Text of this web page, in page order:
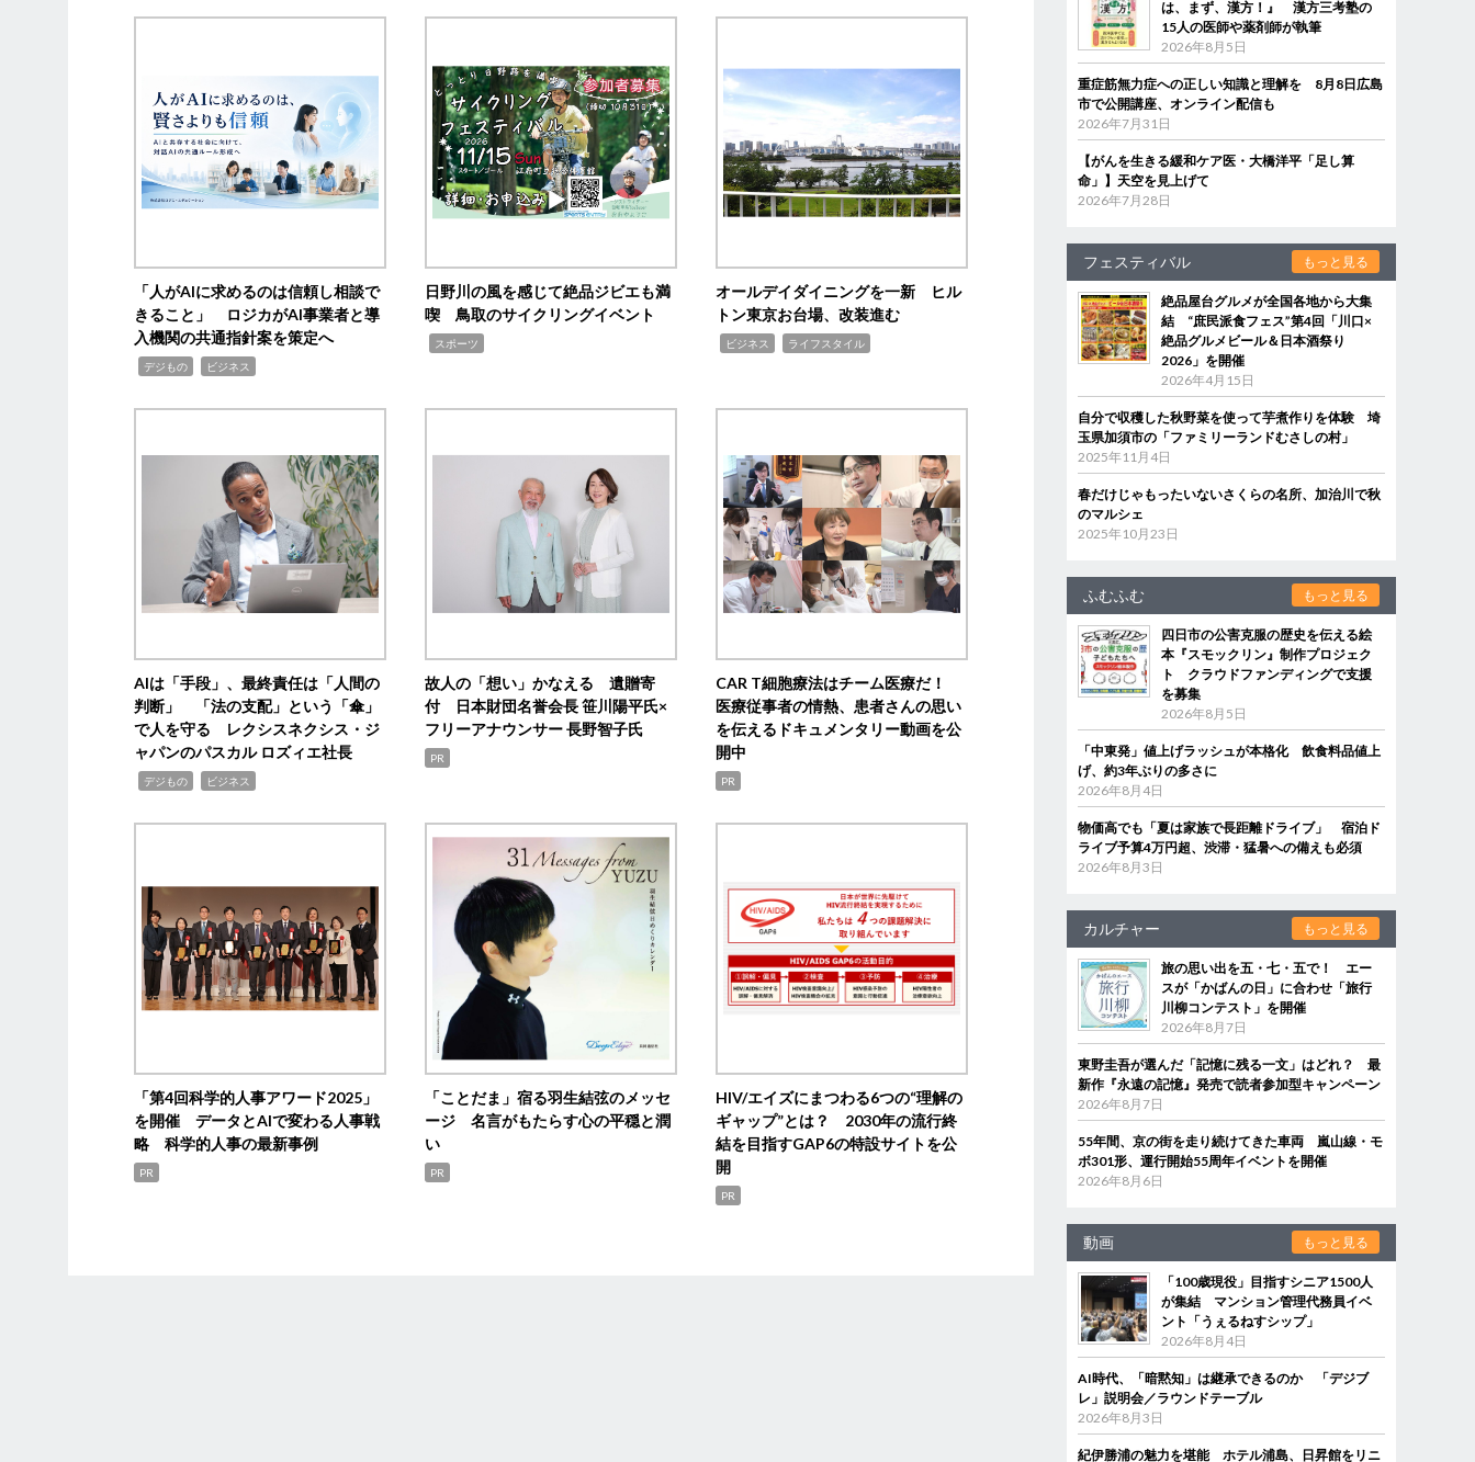
「人がAIに求めるのは信頼し相談で
きること」 ロジカがAI事業者と導
入機関の共通指針案を策定へ
デジもの ビジネス
日野川の風を感じて絶品ジビエも満
喫 鳥取のサイクリングイベント
スポーツ
オールデイダイニングを一新 ヒル
トン東京お台場、改装進む
ビジネス ライフスタイル
AIは「手段」、最終責任は「人間の
判断」 「法の支配」という「傘」
で人を守る レクシスネクシス・ジ
ャパンのパスカル ロズィエ社長
デジもの ビジネス
故人の「想い」かなえる 遺贈寄
付 日本財団名誉会長 笹川陽平氏×
フリーアナウンサー 長野智子氏
PR
CAR T細胞療法はチーム医療だ！
医療従事者の情熱、患者さんの思い
を伝えるドキュメンタリー動画を公
開中
PR
「第4回科学的人事アワード2025」
を開催 データとAIで変わる人事戦
略 科学的人事の最新事例
PR
「ことだま」宿る羽生結弦のメッセ
ージ 名言がもたらす心の平穏と潤
い
PR
HIV/エイズにまつわる6つの“理解の
ギャップ”とは？ 2030年の流行終
結を目指すGAP6の特設サイトを公
開
PR
は、まず、漢方！』 漢方三考塾の
15人の医師や薬剤師が執筆
2026年8月5日
重症筋無力症への正しい知識と理解を 8月8日広島
市で公開講座、オンライン配信も
2026年7月31日
【がんを生きる緩和ケア医・大橋洋平「足し算
命」】天空を見上げて
2026年7月28日
フェスティバル もっと見る
絶品屋台グルメが全国各地から大集
結 “庶民派食フェス”第4回「川口×
絶品グルメビール＆日本酒祭り
2026」を開催
2026年4月15日
自分で収穫した秋野菜を使って芋煮作りを体験 埼
玉県加須市の「ファミリーランドむさしの村」
2025年11月4日
春だけじゃもったいないさくらの名所、加治川で秋
のマルシェ
2025年10月23日
ふむふむ もっと見る
四日市の公害克服の歴史を伝える絵
本『スモックリン』制作プロジェク
ト クラウドファンディングで支援
を募集
2026年8月5日
「中東発」値上げラッシュが本格化 飲食料品値上
げ、約3年ぶりの多さに
2026年8月4日
物価高でも「夏は家族で長距離ドライブ」 宿泊ド
ライブ予算4万円超、渋滞・猛暑への備えも必須
2026年8月3日
カルチャー もっと見る
旅の思い出を五・七・五で！ エー
スが「かばんの日」に合わせ「旅行
川柳コンテスト」を開催
2026年8月7日
東野圭吾が選んだ「記憶に残る一文」はどれ？ 最
新作『永遠の記憶』発売で読者参加型キャンペーン
2026年8月7日
55年間、京の街を走り続けてきた車両 嵐山線・モ
ボ301形、運行開始55周年イベントを開催
2026年8月6日
動画 もっと見る
「100歳現役」目指すシニア1500人
が集結 マンション管理代務員イベ
ント「うぇるねすシップ」
2026年8月4日
AI時代、「暗黙知」は継承できるのか 「デジブ
レ」説明会／ラウンドテーブル
2026年8月3日
紀伊勝浦の魅力を堪能 ホテル浦島、日昇館をリニ